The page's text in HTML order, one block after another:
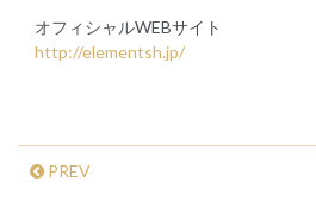
オフィシャルWEBサイト
http://elementsh.jp/
PREV